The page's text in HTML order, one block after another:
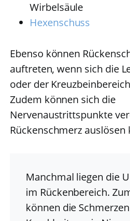
Wirbelsäule
Hexenschuss
Ebenso können
auftreten, wenn sich die
oder der
Zudem können sich die
Nervenaustrittspunkte
Rückenschmerz auslösen
Manchmal liegen die
im Rückenbereich.
können die